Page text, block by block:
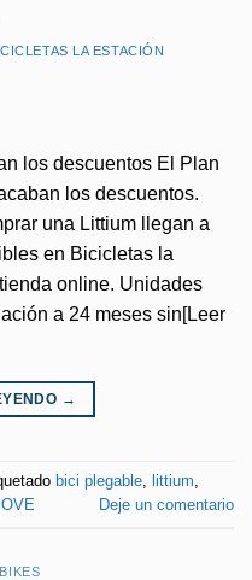
LA ESTACIÓN
los descuentos El Plan
los descuentos.
una Littium llegan a
en Bicicletas la
online. Unidades
a 24 meses sin[Leer
→
bici plegable, littium,
Deje un comentario